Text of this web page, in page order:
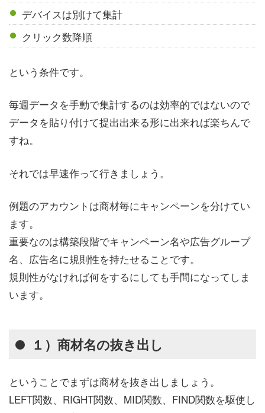
デバイスは別けて集計
クリック数降順
という条件です。
毎週データを手動で集計するのは効率的ではないので
データを貼り付けて提出出来る形に出来れば楽ちんで
すね。
それでは早速作って行きましょう。
例題のアカウントは商材毎にキャンペーンを分けてい
ます。
重要なのは構築段階でキャンペーン名や広告グループ
名、広告名に規則性を持たせることです。
規則性がなければ何をするにしても手間になってしま
います。
１）商材名の抜き出し
ということでまずは商材を抜き出しましょう。
LEFT関数、RIGHT関数、MID関数、FIND関数を駆使し